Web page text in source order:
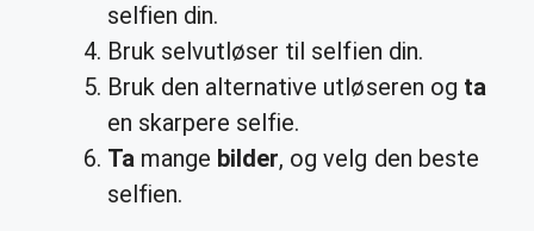
selfien din.
Bruk selvutløser til selfien din.
Bruk den alternative utløseren og ta
en skarpere selfie.
Ta mange bilder, og velg den beste
selfien.